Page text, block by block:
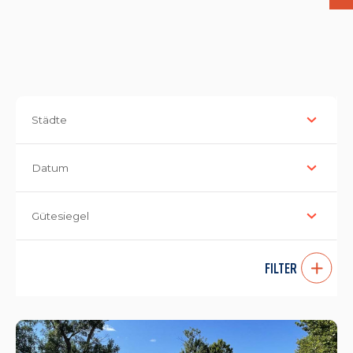
Städte
Datum
Gütesiegel
FILTER